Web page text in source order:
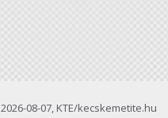
2026-08-07, KTE/kecskemetite.hu